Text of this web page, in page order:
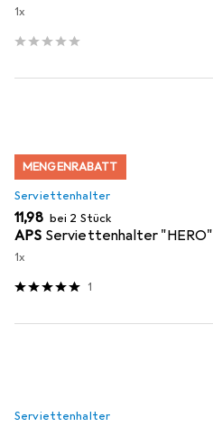
1x
MENGENRABATT
Serviettenhalter
EUR
11,98 bei 2 Stück
APS Serviettenhalter "HERO"
1x
1
Serviettenhalter